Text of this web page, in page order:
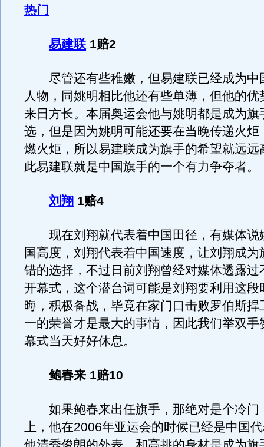
热门
易建联 1赔2
尽管还有些稚嫩，但易建联已经成为中
人物，同姚明相比他还有些单薄，但他的优
来日方长。本届奥运会他与姚明都是成为旗
选，但是因为姚明可能还要在当晚传递火炬
燃火炬，所以易建联成为旗手的希望就远远
此易建联就是中国旗手的一个有力争夺者。
刘翔 1赔4
现在刘翔就代表着中国田径，有媒体说
国高度，刘翔代表着中国速度，让刘翔成为
错的选择，不过日前刘翔曾经对媒体透露过
开幕式，这个潜台词可能是刘翔要利用这段
晦，积极备战，毕竟在家门口击败罗伯斯捍
一的荣誉才是最大的事情，因此我们举双手
幕式当天好好休息。
鲍春来 1赔10
如果鲍春来出任旗手，那绝对是个冷门
上，他在2006年亚运会的时候已经是中国